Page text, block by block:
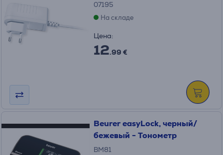
07195
На складе
Цена:
12.99 €
Beurer easyLock, черный/
бежевый - Тонометр
BM81